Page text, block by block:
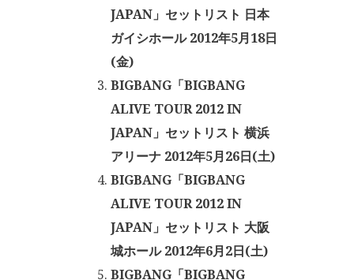
JAPAN」セットリスト 日本
ガイシホール 2012年5月18日
(金)
BIGBANG「BIGBANG
ALIVE TOUR 2012 IN
JAPAN」セットリスト 横浜
アリーナ 2012年5月26日(土)
BIGBANG「BIGBANG
ALIVE TOUR 2012 IN
JAPAN」セットリスト 大阪
城ホール 2012年6月2日(土)
BIGBANG「BIGBANG